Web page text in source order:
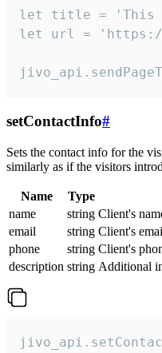
let title = 'This
let url = 'https://
setContactInfo#
Sets the contact info for the
similarly as if the visitors
Name Type
name
string Client's
email
string Client's
phone
string Client's
description string Additional